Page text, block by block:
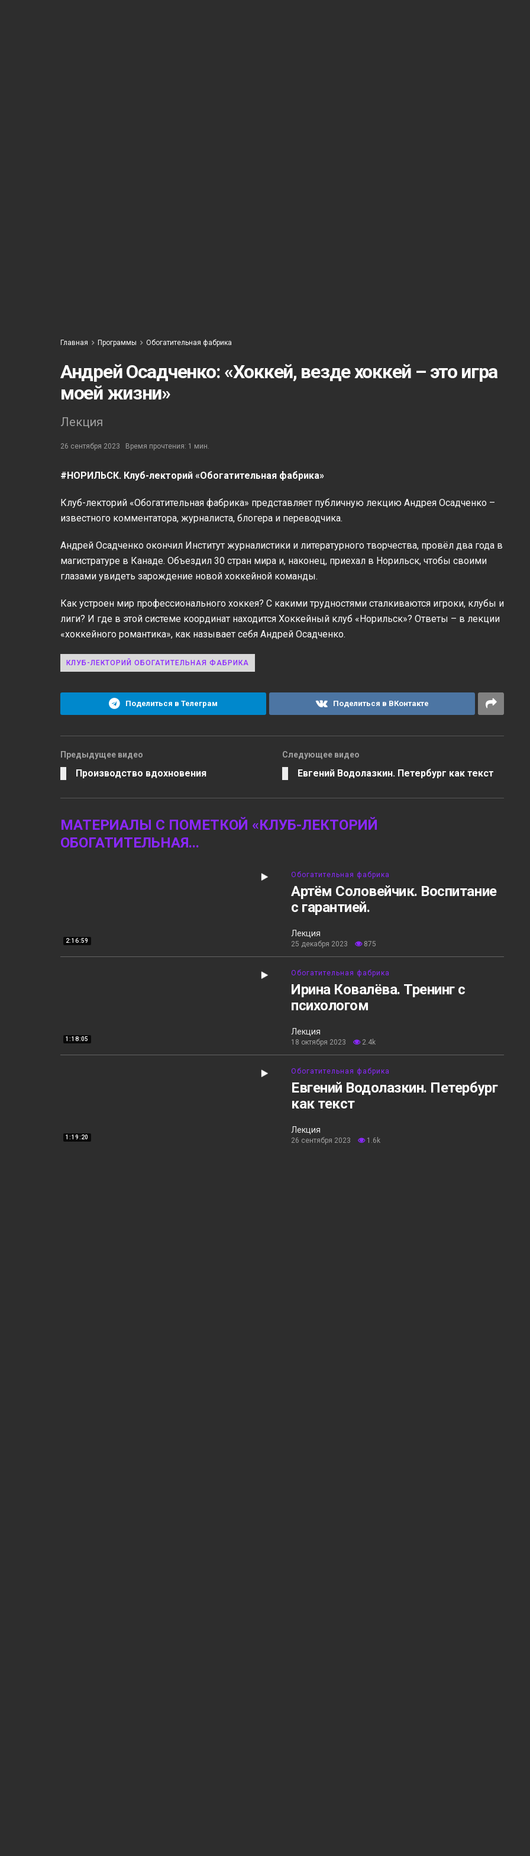
Главная Программы Обогатительная фабрика
Андрей Осадченко: «Хоккей, везде хоккей – это игра
моей жизни»
Лекция
26 сентября 2023 Время прочтения: 1 мин.
#НОРИЛЬСК. Клуб-лекторий «Обогатительная фабрика»
Клуб-лекторий «Обогатительная фабрика» представляет публичную лекцию Андрея Осадченко –
известного комментатора, журналиста, блогера и переводчика.
Андрей Осадченко окончил Институт журналистики и литературного творчества, провёл два года в
магистратуре в Канаде. Объездил 30 стран мира и, наконец, приехал в Норильск, чтобы своими
глазами увидеть зарождение новой хоккейной команды.
Как устроен мир профессионального хоккея? С какими трудностями сталкиваются игроки, клубы и
лиги? И где в этой системе координат находится Хоккейный клуб «Норильск»? Ответы – в лекции
«хоккейного романтика», как называет себя Андрей Осадченко.
КЛУБ-ЛЕКТОРИЙ ОБОГАТИТЕЛЬНАЯ ФАБРИКА
Поделиться в Телеграм Поделиться в ВКонтакте
Предыдущее видео
Производство вдохновения
Следующее видео
Евгений Водолазкин. Петербург как текст
МАТЕРИАЛЫ С ПОМЕТКОЙ «КЛУБ-ЛЕКТОРИЙ
ОБОГАТИТЕЛЬНАЯ...
2:16:59
Обогатительная фабрика
Артём Соловейчик. Воспитание
с гарантией.
Лекция
25 декабря 2023 875
1:18:05
Обогатительная фабрика
Ирина Ковалёва. Тренинг с
психологом
Лекция
18 октября 2023 2.4k
1:19:20
Обогатительная фабрика
Евгений Водолазкин. Петербург
как текст
Лекция
26 сентября 2023 1.6k